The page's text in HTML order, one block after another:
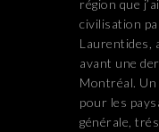
région que
civilisation
Laurentides,
avant une
Montréal. Un
pour les
générale,